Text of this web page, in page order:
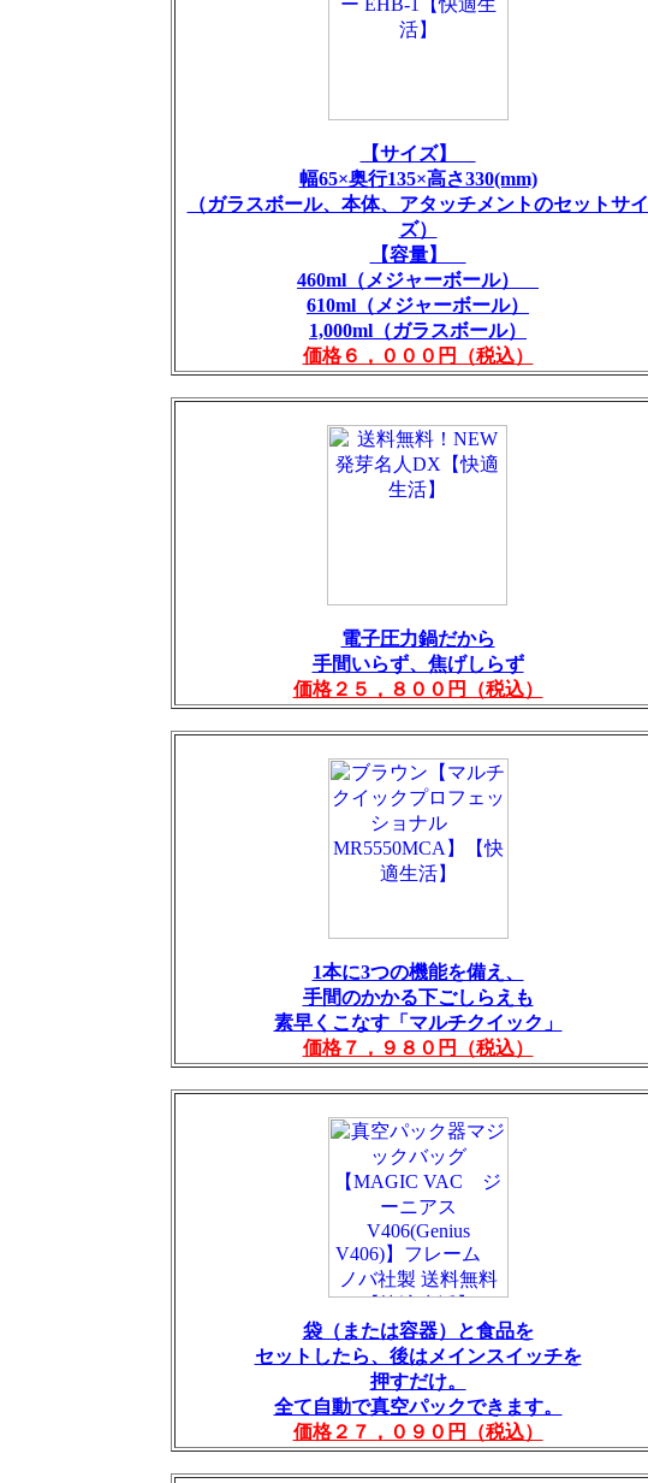
【サイズ】
幅65×奥行135×高さ330(mm)
（ガラスボール、本体、アタッチメントのセットサイ
ズ）
【容量】
460ml（メジャーボール）
610ml（メジャーボール）
1,000ml（ガラスボール）
価格６，０００円（税込）
電子圧力鍋だから
手間いらず、焦げしらず
価格２５，８００円（税込）
1本に3つの機能を備え、
手間のかかる下ごしらえも
素早くこなす「マルチクイック」
価格７，９８０円（税込）
袋（または容器）と食品を
セットしたら、後はメインスイッチを
押すだけ。
全て自動で真空パックできます。
価格２７，０９０円（税込）